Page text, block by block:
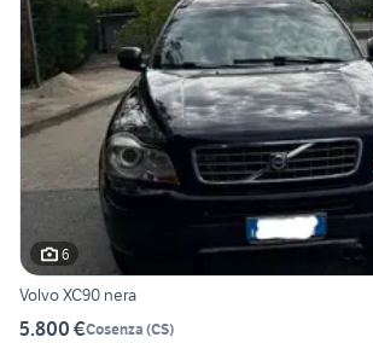
6
Volvo XC90 nera
5.800 €Cosenza (CS)